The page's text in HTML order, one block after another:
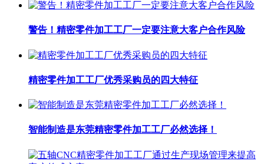
警告！精密零件加工工厂一定要注意大客户合作风险
精密零件加工工厂优秀采购员的四大特征
智能制造是东莞精密零件加工工厂​必然选择！